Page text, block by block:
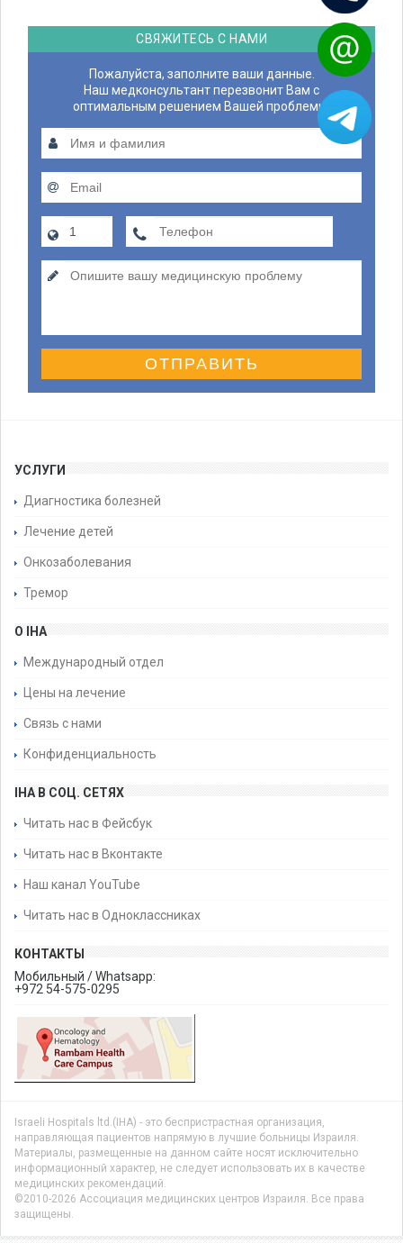
СВЯЖИТЕСЬ С НАМИ
Пожалуйста, заполните ваши данные.
Наш медконсультант перезвонит Вам с
оптимальным решением Вашей проблемы.
ОТПРАВИТЬ
УСЛУГИ
Диагностика болезней
Лечение детей
Онкозаболевания
Тремор
О IHA
Международный отдел
Цены на лечение
Связь с нами
Конфиденциальность
IHA В СОЦ. СЕТЯХ
Читать нас в Фейсбук
Читать нас в Вконтакте
Наш канал YouTube
Читать нас в Одноклассниках
КОНТАКТЫ
Мобильный / Whatsapp:
+972 54-575-0295
Israeli Hospitals ltd.(IHA) - это беспристрастная организация,
направляющая пациентов напрямую в лучшие больницы Израиля.
Материалы, размещенные на данном сайте носят исключительно
информационный характер, не следует использовать их в качестве
медицинских рекомендаций.
©2010-2026 Ассоциация медицинских центров Израиля. Все права
защищены.